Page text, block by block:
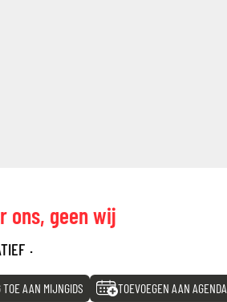
ons, geen wij
·
TOE AAN MIJNGIDS TOEVOEGEN AAN AGENDA